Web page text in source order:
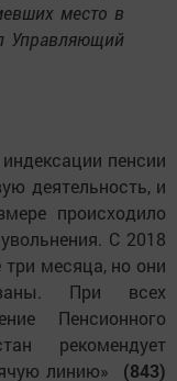
место в
Управляющий
пенсии
деятельность, и
происходило
С 2018
месяца, но они
При всех
Пенсионного
рекомендует
линию» (843)